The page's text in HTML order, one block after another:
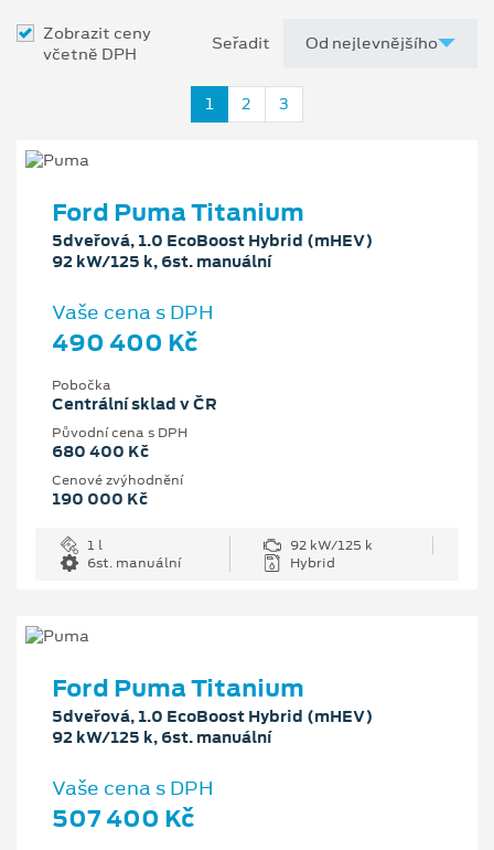
Zobrazit ceny
včetně DPH
Seřadit
1 2 3
Ford Puma Titanium
5dveřová, 1.0 EcoBoost Hybrid (mHEV)
92 kW/125 k, 6st. manuální
Vaše cena s DPH
490 400 Kč
Pobočka
Centrální sklad v ČR
Původní cena s DPH
680 400 Kč
Cenové zvýhodnění
190 000 Kč
1 l
92 kW/125 k
6st. manuální
Hybrid
Ford Puma Titanium
5dveřová, 1.0 EcoBoost Hybrid (mHEV)
92 kW/125 k, 6st. manuální
Vaše cena s DPH
507 400 Kč